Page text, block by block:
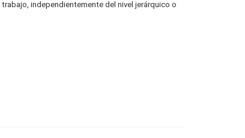
independientemente del nivel jerárquico o